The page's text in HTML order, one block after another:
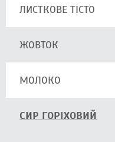
ЛИСТКОВЕ ТІСТО
ЖОВТОК
МОЛОКО
СИР ГОРІХОВИЙ